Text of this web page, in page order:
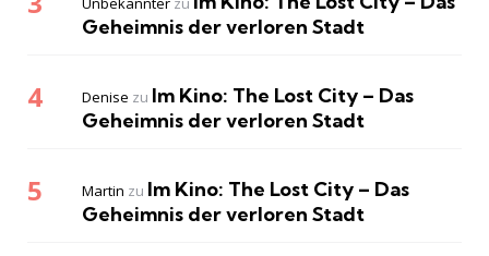
Geheimnis der verloren Stadt
Denise zu Im Kino: The Lost City – Das
Geheimnis der verloren Stadt
Martin zu Im Kino: The Lost City – Das
Geheimnis der verloren Stadt